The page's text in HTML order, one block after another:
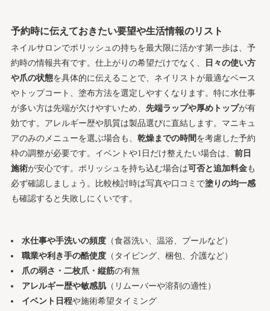
予約時に伝えておきたい要望や生活情報のリスト
ネイルサロンでポリッシュの持ちを最大限に活かす第一歩は、予
約時の情報共有です。仕上がりの希望だけでなく、
日々の使い方
や爪の状態を具体的に伝えることで、ネイリストが最適なベース
やトップコート、塗布方法を選定しやすくなります。特に水仕事
が多い方は先端が欠けやすいため、 先端ラップや厚めトップが有
効です。アレルギー歴や肌質は製品選びに直結します。マニキュ
アのみのメニューを選ぶ場合も、 乾燥までの時間 を考慮した予約
枠の調整が必要です。イベントや1日だけ整えたい場合は、 前日
施術が安心です。ポリッシュを持ち込む場合は可否と追加料金も
必ず確認しましょう。比較検討時は写真や口コミで塗りの均一感
も確認すると失敗しにくいです。
水仕事や手洗いの頻度 （食器洗い、温浴、プールなど）
職業や利き手の酷使度 （タイピング、梱包、介護など）
爪の弱さ・二枚爪・縦筋の有無
アレルギー歴や敏感肌（リムーバーや溶剤の適性）
イベント日程や施術希望タイミング